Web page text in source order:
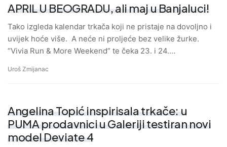
APRIL U BEOGRADU, ali maj u Banjaluci!
Tako izgleda kalendar trkača koji ne pristaje na dovoljno i
uvijek hoće više. A neće ni proljeće bez velike žurke.
“Vivia Run & More Weekend” te čeka 23. i 24.…
Uroš Zmijanac
Angelina Topić inspirisala trkače: u
PUMA prodavnici u Galeriji testiran novi
model Deviate 4